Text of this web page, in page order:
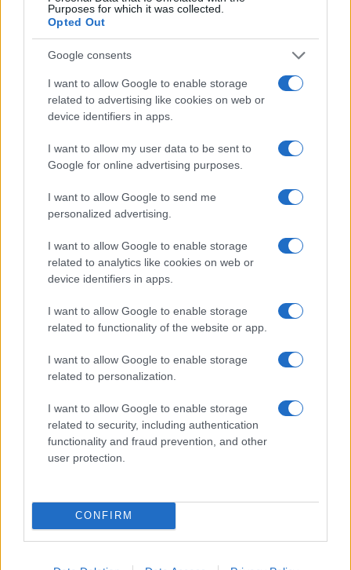
Purposes for which it was collected.
Opted Out
Google consents
I want to allow Google to enable storage
related to advertising like cookies on web or
device identifiers in apps.
I want to allow my user data to be sent to
Google for online advertising purposes.
I want to allow Google to send me
personalized advertising.
I want to allow Google to enable storage
related to analytics like cookies on web or
device identifiers in apps.
I want to allow Google to enable storage
related to functionality of the website or app.
I want to allow Google to enable storage
related to personalization.
I want to allow Google to enable storage
related to security, including authentication
functionality and fraud prevention, and other
user protection.
CONFIRM
Martina Agostina Diturco
I nostri cari
I nostri cari
Invia un Comunicato Stampa|Pubblicità|
Vuoi rimanere sempre aggiornato?